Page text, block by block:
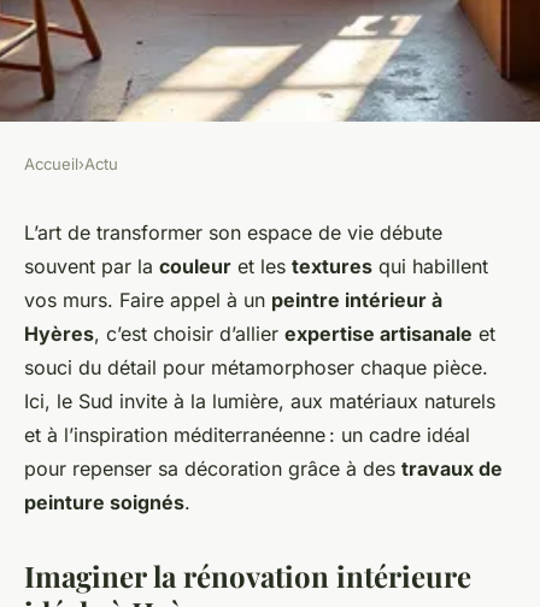
Créer une ambiance unique
avec un peintre intérieur à
hyères
Julien •12 janvier 2026 •6 min de lecture
Accueil›Actu
L’art de transformer son espace de vie débute
souvent par la couleur et les textures qui habillent
vos murs. Faire appel à un peintre intérieur à
Hyères, c’est choisir d’allier expertise artisanale et
souci du détail pour métamorphoser chaque pièce.
Ici, le Sud invite à la lumière, aux matériaux naturels
et à l’inspiration méditerranéenne : un cadre idéal
pour repenser sa décoration grâce à des travaux de
peinture soignés.
Imaginer la rénovation intérieure